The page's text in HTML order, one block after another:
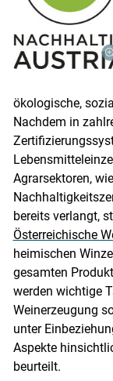
ökologische,
Nachdem in
Agrarsektoren,
bereits verlangt,
Österreichische
heimischen
gesamten
werden wichtige
Weinerzeugung
unter
Aspekte
beurteilt.